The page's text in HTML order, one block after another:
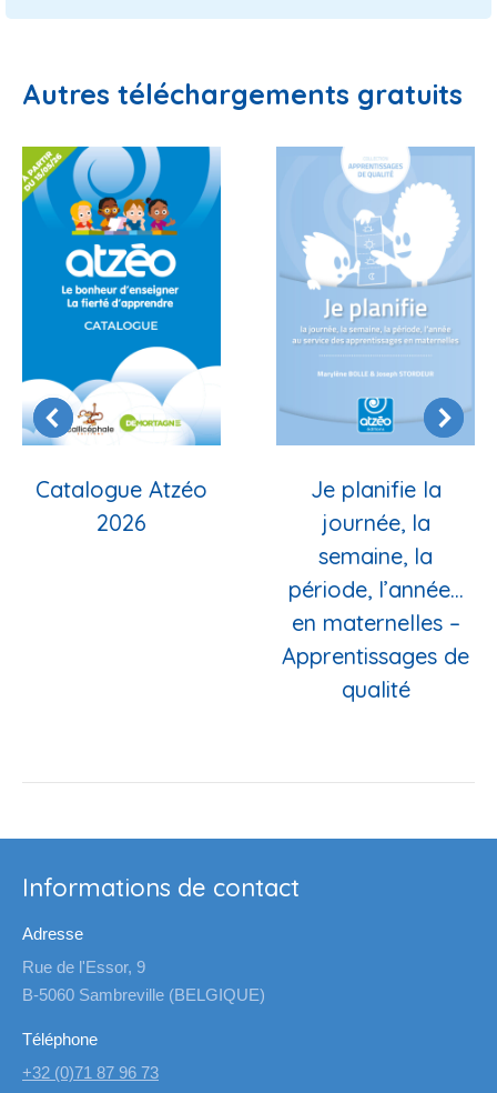
Autres téléchargements gratuits
Catalogue Atzéo
2026
Je planifie la
journée, la
semaine, la
période, l’année…
en maternelles –
Apprentissages de
qualité
Informations de contact
Adresse
Rue de l'Essor, 9
B-5060 Sambreville (BELGIQUE)
Téléphone
+32 (0)71 87 96 73